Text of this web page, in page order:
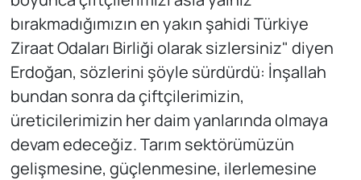
bırakmadığımızın en yakın şahidi Türkiye
Ziraat Odaları Birliği olarak sizlersiniz" diyen
Erdoğan, sözlerini şöyle sürdürdü: İnşallah
bundan sonra da çiftçilerimizin,
üreticilerimizin her daim yanlarında olmaya
devam edeceğiz. Tarım sektörümüzün
gelişmesine, güçlenmesine, ilerlemesine